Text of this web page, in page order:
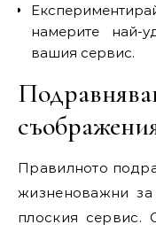
намерите най-
вашия сервис.
Правилното
жизненоважни
плоския сервис.